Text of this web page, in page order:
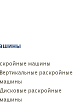
машины
Вертикальные раскройные
машины
Дисковые раскройные
машины